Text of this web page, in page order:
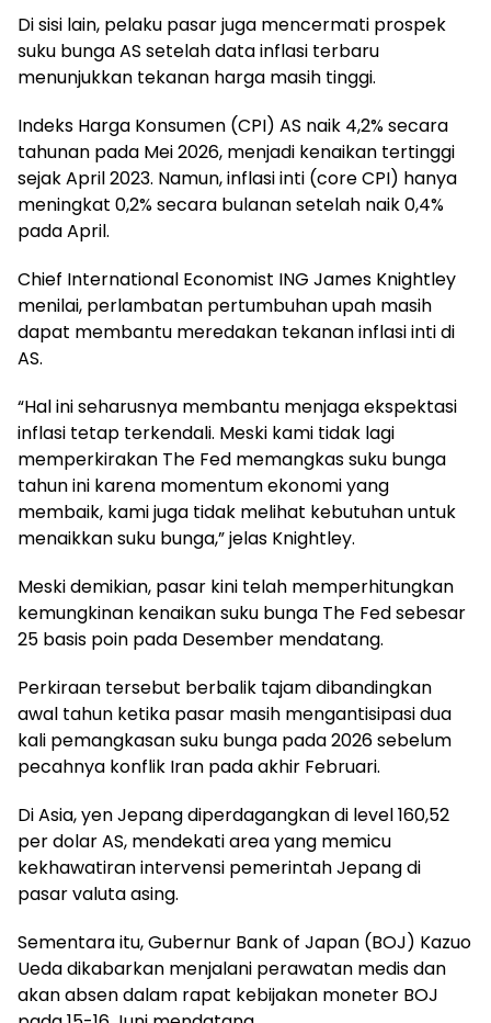
Di sisi lain, pelaku pasar juga mencermati prospek
suku bunga AS setelah data inflasi terbaru
menunjukkan tekanan harga masih tinggi.
Indeks Harga Konsumen (CPI) AS naik 4,2% secara
tahunan pada Mei 2026, menjadi kenaikan tertinggi
sejak April 2023. Namun, inflasi inti (core CPI) hanya
meningkat 0,2% secara bulanan setelah naik 0,4%
pada April.
Chief International Economist ING James Knightley
menilai, perlambatan pertumbuhan upah masih
dapat membantu meredakan tekanan inflasi inti di
AS.
“Hal ini seharusnya membantu menjaga ekspektasi
inflasi tetap terkendali. Meski kami tidak lagi
memperkirakan The Fed memangkas suku bunga
tahun ini karena momentum ekonomi yang
membaik, kami juga tidak melihat kebutuhan untuk
menaikkan suku bunga,” jelas Knightley.
Meski demikian, pasar kini telah memperhitungkan
kemungkinan kenaikan suku bunga The Fed sebesar
25 basis poin pada Desember mendatang.
Perkiraan tersebut berbalik tajam dibandingkan
awal tahun ketika pasar masih mengantisipasi dua
kali pemangkasan suku bunga pada 2026 sebelum
pecahnya konflik Iran pada akhir Februari.
Di Asia, yen Jepang diperdagangkan di level 160,52
per dolar AS, mendekati area yang memicu
kekhawatiran intervensi pemerintah Jepang di
pasar valuta asing.
Sementara itu, Gubernur Bank of Japan (BOJ) Kazuo
Ueda dikabarkan menjalani perawatan medis dan
akan absen dalam rapat kebijakan moneter BOJ